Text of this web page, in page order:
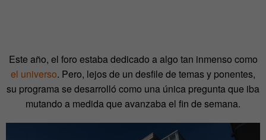
Este año, el foro estaba dedicado a algo tan inmenso como
el universo. Pero, lejos de un desfile de temas y ponentes,
su programa se desarrolló como una única pregunta que iba
mutando a medida que avanzaba el fin de semana.